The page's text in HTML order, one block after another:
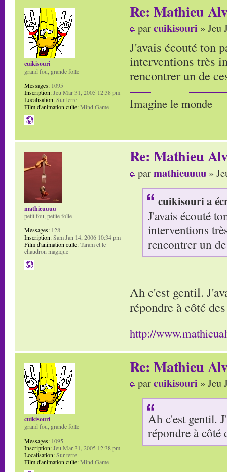
Re: Mathieu
parcuikisouri » Jeu
J'avais écouté ton
interventions très
rencontrer un de
Imagine le monde
cuikisouri
grand fou, grande folle
Messages: 1095
Inscription:Jeu Mar 31, 2005 12:38 pm
Localisation:Sur terre
Film d'animation culte:Mind Game
Re: Mathieu
parmathieuuuu »
cuikisouri a
J'avais écouté
interventions
rencontrer un
Ah c'est gentil.
répondre à côté
http://
mathieuuuu
petit fou, petite folle
Messages: 128
Inscription:Sam Jan 14, 2006 10:34 pm
Film d'animation culte:Taram et le
chaudron magique
Re: Mathieu
parcuikisouri » Jeu
Ah c'est gentil.
répondre à côté
cuikisouri
grand fou, grande folle
Messages: 1095
Inscription:Jeu Mar 31, 2005 12:38 pm
Localisation:Sur terre
Film d'animation culte:Mind Game